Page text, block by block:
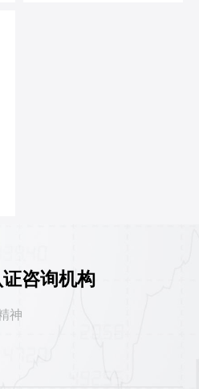
咨询机构
神